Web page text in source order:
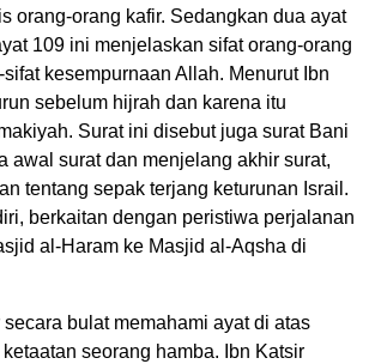
orang-orang kafir. Sedangkan dua ayat
109 ini menjelaskan sifat orang-orang
kesempurnaan Allah. Menurut Ibn
sebelum hijrah dan karena itu
Surat ini disebut juga surat Bani
awal surat dan menjelang akhir surat,
tentang sepak terjang keturunan Israil.
berkaitan dengan peristiwa perjalanan
al-Haram ke Masjid al-Aqsha di
secara bulat memahami ayat di atas
seorang hamba. Ibn Katsir